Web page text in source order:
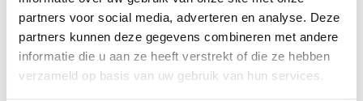
partners voor social media, adverteren en analyse. Deze
partners kunnen deze gegevens combineren met andere
informatie die u aan ze heeft verstrekt of die ze hebben
verzameld op basis van uw gebruik van hun services.
↗Waarom Force Majeure gebouwd is op
duidelijke kernwaarden